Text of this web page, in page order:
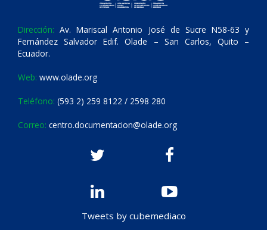
Dirección: Av. Mariscal Antonio José de Sucre N58-63 y
Fernández Salvador Edif. Olade – San Carlos, Quito –
Ecuador.
Web: www.olade.org
Teléfono: (593 2) 259 8122 / 2598 280
Correo: centro.documentacion@olade.org
Tweets by cubemediaco